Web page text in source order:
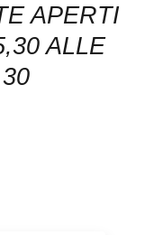
APERTI
ALLE